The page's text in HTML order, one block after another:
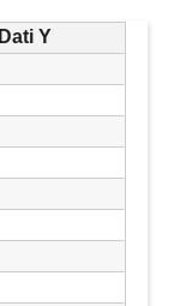
Dati Y